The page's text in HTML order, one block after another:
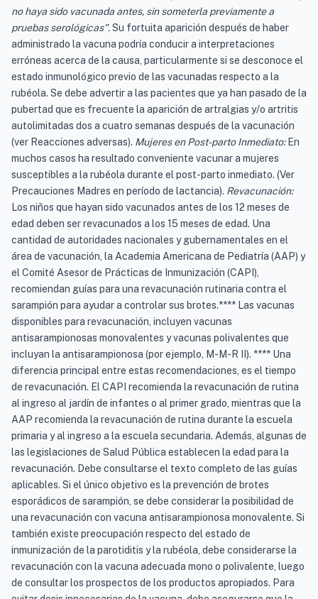
no haya sido vacunada antes, sin someterla previamente a
pruebas serológicas".Su fortuita aparición después de haber
administrado la vacuna podría conducir a interpretaciones
erróneas acerca de la causa, particularmente si se desconoce el
estado inmunológico previo de las vacunadas respecto a la
rubéola. Se debe advertir a las pacientes que ya han pasado de la
pubertad que es frecuente la aparición de artralgias y/o artritis
autolimitadas dos a cuatro semanas después de la vacunación
(ver Reacciones adversas). Mujeres en Post-parto Inmediato:En
muchos casos ha resultado conveniente vacunar a mujeres
susceptibles a la rubéola durante el post-parto inmediato. (Ver
Precauciones Madres en período de lactancia). Revacunación:
Los niños que hayan sido vacunados antes de los 12 meses de
edad deben ser revacunados a los 15 meses de edad. Una
cantidad de autoridades nacionales y gubernamentales en el
área de vacunación, la Academia Americana de Pediatría (AAP) y
el Comité Asesor de Prácticas de Inmunización (CAPI),
recomiendan guías para una revacunación rutinaria contra el
sarampión para ayudar a controlar sus brotes.**** Las vacunas
disponibles para revacunación, incluyen vacunas
antisarampionosas monovalentes y vacunas polivalentes que
incluyan la antisarampionosa (por ejemplo, M-M-R II). **** Una
diferencia principal entre estas recomendaciones, es el tiempo
de revacunación. El CAPI recomienda la revacunación de rutina
al ingreso al jardín de infantes o al primer grado, mientras que la
AAP recomienda la revacunación de rutina durante la escuela
primaria y al ingreso a la escuela secundaria. Además, algunas de
las legislaciones de Salud Pública establecen la edad para la
revacunación. Debe consultarse el texto completo de las guías
aplicables. Si el único objetivo es la prevención de brotes
esporádicos de sarampión, se debe considerar la posibilidad de
una revacunación con vacuna antisarampionosa monovalente. Si
también existe preocupación respecto del estado de
inmunización de la parotiditis y la rubéola, debe considerarse la
revacunación con la vacuna adecuada mono o polivalente, luego
de consultar los prospectos de los productos apropiados. Para